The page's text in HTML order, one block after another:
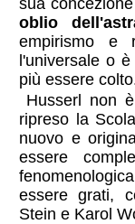
oblio
empirismo e
l'universale o
più essere
Husserl non
ripreso la
nuovo e
essere
essere grati,
Stein e Karol